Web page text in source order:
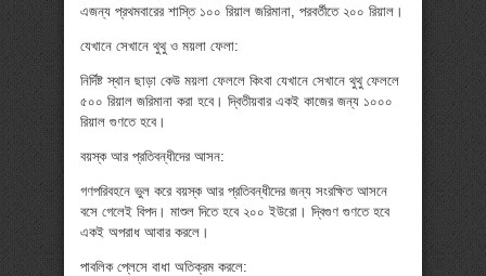
এজন্য প্রথমবারের শাস্তি ১০০ রিয়াল জরিমানা, পরবর্তীতে ২০০ রিয়াল।
যেখানে সেখানে থুথু ও ময়লা ফেলা:
নির্দিষ্ট স্থান ছাড়া কেউ ময়লা ফেললে কিংবা যেখানে সেখানে থুথু ফেললে
৫০০ রিয়াল জরিমানা করা হবে। দ্বিতীয়বার একই কাজের জন্য ১০০০
রিয়াল গুণতে হবে।
বয়স্ক আর প্রতিবন্ধীদের আসন:
গণপরিবহনে ভুল করে বয়স্ক আর প্রতিবন্ধীদের জন্য সংরক্ষিত আসনে
বসে গেলেই বিপদ। মাশুল দিতে হবে ২০০ ইউরো। দ্বিগুণ গুণতে হবে
একই অপরাধ আবার করলে।
পাবলিক প্লেসে বাধা অতিক্রম করলে: